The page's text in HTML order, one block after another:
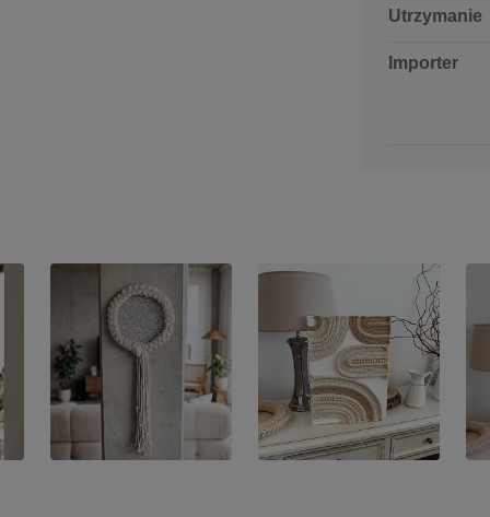
Utrzymanie
Importer